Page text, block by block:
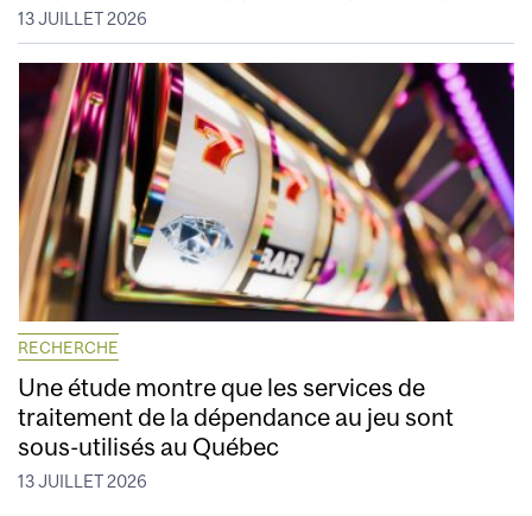
13 JUILLET 2026
RECHERCHE
Une étude montre que les services de
traitement de la dépendance au jeu sont
sous-utilisés au Québec
13 JUILLET 2026